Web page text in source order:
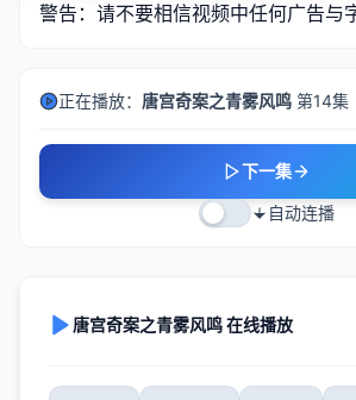
警告：请不要相信视频中任何广告与
正在播放： 唐宫奇案之青雾风鸣 第14集
下一集
自动连播
唐宫奇案之青雾风鸣 在线播放